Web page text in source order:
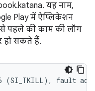
यह नाम,
Play में ऐप्लिकेशन
से पहले की काम की लॉग
हो सकते हैं.